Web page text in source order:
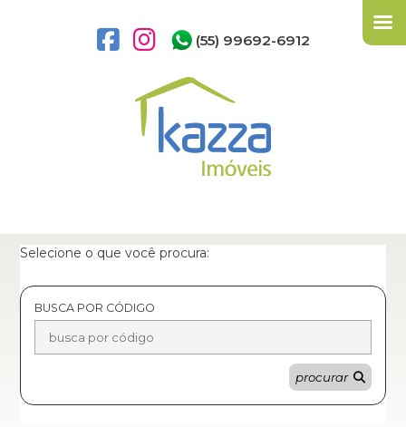
(55) 99692-6912
Selecione o que você procura:
BUSCA POR CÓDIGO
procurar